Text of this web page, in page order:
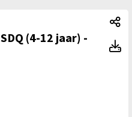
(4-12 jaar) -